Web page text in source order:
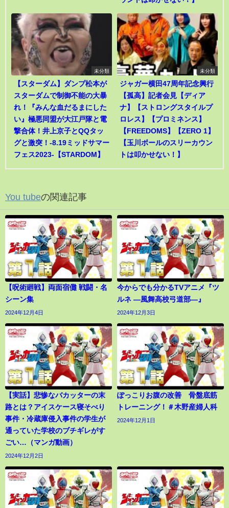
未分類
【スターダム】ダンプ松本が
スターダムで制御不能の大暴
れ！『みんな血だるまにした
い』極悪同盟が大江戸隊と電
撃合体！井上京子とQQタッ
グと激突！-8.19ミッドサマー
フェス2023-【STARDOM】
未分類
ジャガー横田47周年記念興行
【孤高】記者会見【ディア
ナ】【ストロングスタイルプ
ロレス】【プロミネンス】
【FREEDOMS】【ZERO 1】
【玉川ボールのスリーカウン
トは叩かせない！】
You tubeの関連記事
【呪術廻戦】両面宿儺 戦闘・名
シーン集
2024年12月4日
今からでも分かるTVアニメ『ツ
ルネ ―風舞高校弓道部―』
2024年12月3日
【実話】悲惨なバカッターの末
路とは？アイスケース寝そべり
事件・冷蔵庫侵入事件の学生が
通っていた学校のブチギレがす
ごい…（マンガ動画）
2024年12月2日
ぽっこりお腹の改善 骨盤底筋
トレーニング！＃木野産婦人科
2024年12月1日